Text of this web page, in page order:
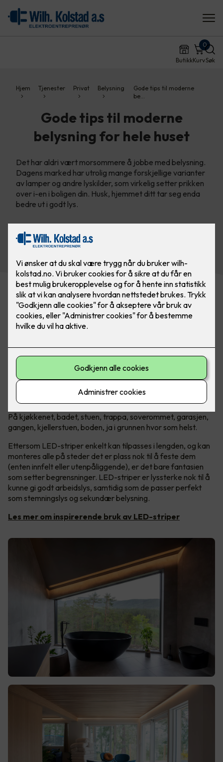
ButikkKurv
0
Søk
Hjem Tjenester Privat Belysning
Gode tips til moderne
be…
Gode tips til moderne
belysning for hele huset
Det har aldri vært morsommere å jobbe med belysning.
Dagens marked har utrolig mange forskjellige varianter
av lamper og andre lyskilder, som virkelig setter prikken
over i-en i boligen din. Husk, hjemmet ditt tar seg enda
bedre ut i godt lys.
Se vårt utvalg av belysning
Uendelige muligheter med LED-
striper!
Lang levetid, lavt strømforbruk og lav varmeutvikling, gjør
LED-lyskilder svært allsidige. Det gjelder kanskje mest av
alt når man snakker om LED-striper.
Hvor passer LED-striper?
På kjøkkenet, badet, stuen, trappa, soverommet, garasjen,
gangen, kjellerstuen, boden, ja i grunnen hvor som helst.
Ettersom LED-striper enkelt kan tilpasses i lengden, og kan
monteres alle på steder det er plass nok til å feste dem
(enten innfelt eller utenpåliggende), er det bare fantasien
som setter begrensninger. LED-striper er lyssterke nok til å
kunne gi godt arbeidslys, samtidig som de passer perfekt
som stemningslys og sekundær belysning.
Les mer om inspirerende bruk av LED-striper